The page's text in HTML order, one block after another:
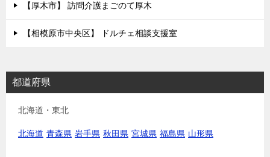
【厚木市】 訪問介護まごのて厚木
【相模原市中央区】 ドルチェ相談支援室
都道府県
北海道・東北
北海道 青森県 岩手県 秋田県 宮城県 福島県 山形県